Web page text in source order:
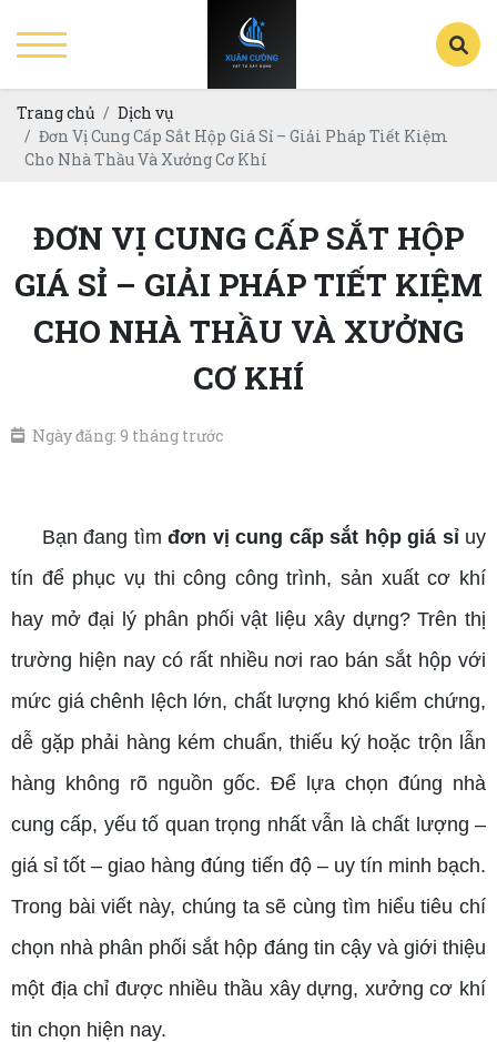
Trang chủ
Dịch vụ
Đơn Vị Cung Cấp Sắt Hộp Giá Sỉ – Giải Pháp Tiết Kiệm
Cho Nhà Thầu Và Xưởng Cơ Khí
ĐƠN VỊ CUNG CẤP SẮT HỘP
GIÁ SỈ – GIẢI PHÁP TIẾT KIỆM
CHO NHÀ THẦU VÀ XƯỞNG
CƠ KHÍ
Ngày đăng: 9 tháng trước
Bạn đang tìm đơn vị cung cấp sắt hộp giá sỉuy
tín để phục vụ thi công công trình, sản xuất cơ khí
hay mở đại lý phân phối vật liệu xây dựng? Trên thị
trường hiện nay có rất nhiều nơi rao bán sắt hộp với
mức giá chênh lệch lớn, chất lượng khó kiểm chứng,
dễ gặp phải hàng kém chuẩn, thiếu ký hoặc trộn lẫn
hàng không rõ nguồn gốc. Để lựa chọn đúng nhà
cung cấp, yếu tố quan trọng nhất vẫn là chất lượng –
giá sỉ tốt – giao hàng đúng tiến độ – uy tín minh bạch.
Trong bài viết này, chúng ta sẽ cùng tìm hiểu tiêu chí
chọn nhà phân phối sắt hộp đáng tin cậy và giới thiệu
một địa chỉ được nhiều thầu xây dựng, xưởng cơ khí
tin chọn hiện nay.